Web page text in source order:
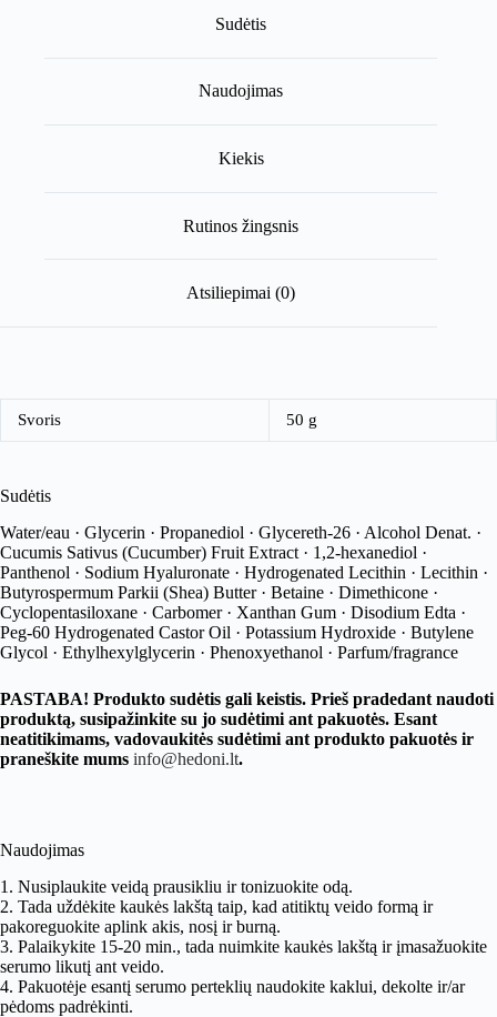
Sudėtis
Naudojimas
Kiekis
Rutinos žingsnis
Atsiliepimai (0)
Svoris 50 g
Sudėtis
Water/eau · Glycerin · Propanediol · Glycereth-26 · Alcohol Denat. ·
Cucumis Sativus (Cucumber) Fruit Extract · 1,2-hexanediol ·
Panthenol · Sodium Hyaluronate · Hydrogenated Lecithin · Lecithin ·
Butyrospermum Parkii (Shea) Butter · Betaine · Dimethicone ·
Cyclopentasiloxane · Carbomer · Xanthan Gum · Disodium Edta ·
Peg-60 Hydrogenated Castor Oil · Potassium Hydroxide · Butylene
Glycol · Ethylhexylglycerin · Phenoxyethanol · Parfum/fragrance
PASTABA! Produkto sudėtis gali keistis. Prieš pradedant naudoti
produktą, susipažinkite su jo sudėtimi ant pakuotės. Esant
neatitikimams, vadovaukitės sudėtimi ant produkto pakuotės ir
praneškite mums info@hedoni.lt.
Naudojimas
1. Nusiplaukite veidą prausikliu ir tonizuokite odą.
2. Tada uždėkite kaukės lakštą taip, kad atitiktų veido formą ir
pakoreguokite aplink akis, nosį ir burną.
3. Palaikykite 15-20 min., tada nuimkite kaukės lakštą ir įmasažuokite
serumo likutį ant veido.
4. Pakuotėje esantį serumo perteklių naudokite kaklui, dekolte ir/ar
pėdoms padrėkinti.